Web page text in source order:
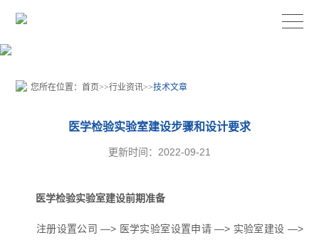
您所在位置：首页>>行业资讯>>技术文章
医学检验实验室建设步骤和设计要求
更新时间：2022-09-21
医学检验实验室建设前期准备
注册设置公司 —> 医学实验室设置申请 —> 实验室建设 —>